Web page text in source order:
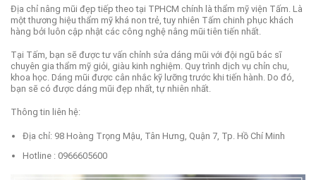
Địa chỉ nâng mũi đẹp tiếp theo tại TPHCM chính là thẩm mỹ viện Tấm. Là
một thương hiệu thẩm mỹ khá non trẻ, tuy nhiên Tấm chinh phục khách
hàng bởi luôn cập nhật các công nghệ nâng mũi tiên tiến nhất.
Tại Tấm, bạn sẽ được tư vấn chỉnh sửa dáng mũi với đội ngũ bác sĩ
chuyên gia thẩm mỹ giỏi, giàu kinh nghiệm. Quy trình dịch vụ chỉn chu,
khoa học. Dáng mũi được cân nhắc kỹ lưỡng trước khi tiến hành. Do đó,
bạn sẽ có được dáng mũi đẹp nhất, tự nhiên nhất.
Thông tin liên hệ:
Địa chỉ: 98 Hoàng Trọng Mậu, Tân Hưng, Quận 7, Tp. Hồ Chí Minh
Hotline : 0966605600